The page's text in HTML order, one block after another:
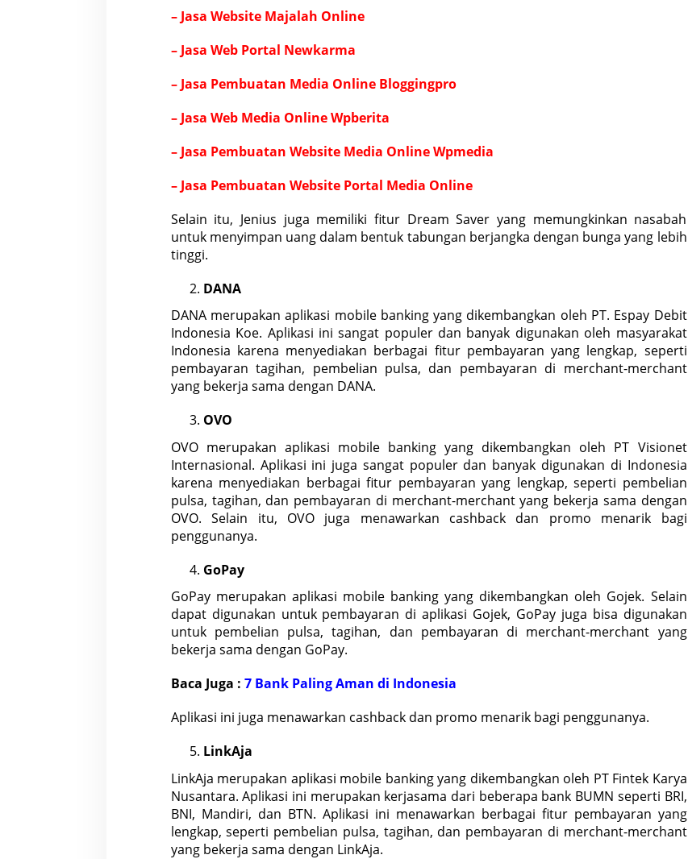
– Jasa Website Majalah Online
– Jasa Web Portal Newkarma
– Jasa Pembuatan Media Online Bloggingpro
– Jasa Web Media Online Wpberita
– Jasa Pembuatan Website Media Online Wpmedia
– Jasa Pembuatan Website Portal Media Online
Selain itu, Jenius juga memiliki fitur Dream Saver yang memungkinkan nasabah
untuk menyimpan uang dalam bentuk tabungan berjangka dengan bunga yang lebih
tinggi.
DANA
DANA merupakan aplikasi mobile banking yang dikembangkan oleh PT. Espay Debit
Indonesia Koe. Aplikasi ini sangat populer dan banyak digunakan oleh masyarakat
Indonesia karena menyediakan berbagai fitur pembayaran yang lengkap, seperti
pembayaran tagihan, pembelian pulsa, dan pembayaran di merchant-merchant
yang bekerja sama dengan DANA.
OVO
OVO merupakan aplikasi mobile banking yang dikembangkan oleh PT Visionet
Internasional. Aplikasi ini juga sangat populer dan banyak digunakan di Indonesia
karena menyediakan berbagai fitur pembayaran yang lengkap, seperti pembelian
pulsa, tagihan, dan pembayaran di merchant-merchant yang bekerja sama dengan
OVO. Selain itu, OVO juga menawarkan cashback dan promo menarik bagi
penggunanya.
GoPay
GoPay merupakan aplikasi mobile banking yang dikembangkan oleh Gojek. Selain
dapat digunakan untuk pembayaran di aplikasi Gojek, GoPay juga bisa digunakan
untuk pembelian pulsa, tagihan, dan pembayaran di merchant-merchant yang
bekerja sama dengan GoPay.
Baca Juga : 7 Bank Paling Aman di Indonesia
Aplikasi ini juga menawarkan cashback dan promo menarik bagi penggunanya.
LinkAja
LinkAja merupakan aplikasi mobile banking yang dikembangkan oleh PT Fintek Karya
Nusantara. Aplikasi ini merupakan kerjasama dari beberapa bank BUMN seperti BRI,
BNI, Mandiri, dan BTN. Aplikasi ini menawarkan berbagai fitur pembayaran yang
lengkap, seperti pembelian pulsa, tagihan, dan pembayaran di merchant-merchant
yang bekerja sama dengan LinkAja.